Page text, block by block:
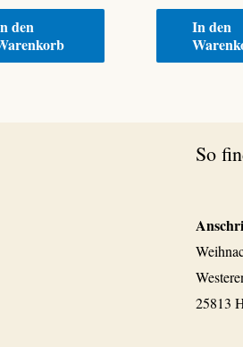
den
In den
So
25813